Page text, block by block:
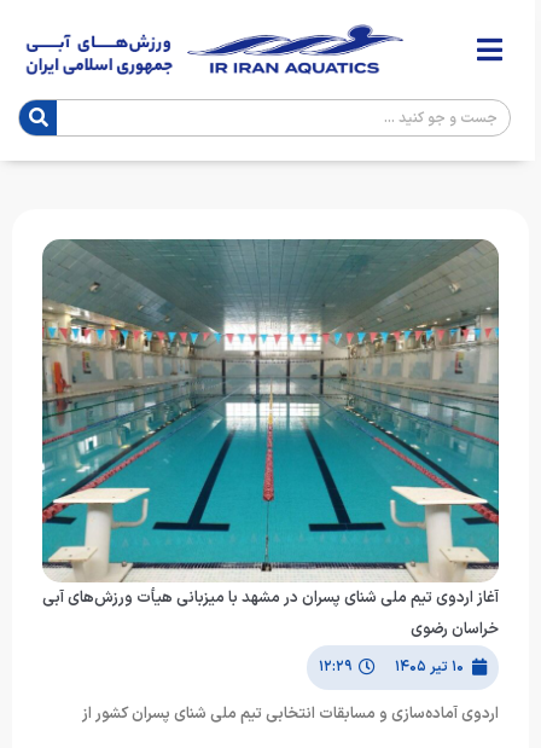
آغاز اردوی تیم ملی شنای پسران در مشهد با میزبانی هیأت ورزش‌های آبی
خراسان رضوی
۱۰ تیر ۱۴۰۵ ۱۲:۲۹
اردوی آماده‌سازی و مسابقات انتخابی تیم ملی شنای پسران کشور از